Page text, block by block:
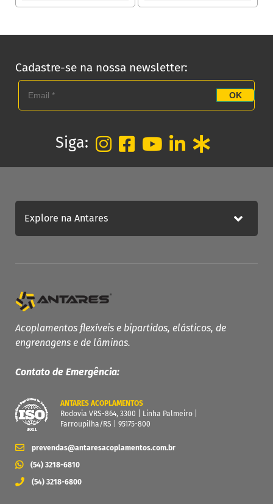
Cadastre-se na nossa newsletter:
OK
Siga:
Acoplamentos flexíveis e bipartidos, elásticos, de
engrenagens e de lâminas.
Contato de Emergência:
ANTARES ACOPLAMENTOS
Rodovia VRS-864, 3300 | Linha Palmeiro |
Farroupilha/RS | 95175-800
prevendas@antaresacoplamentos.com.br
(54) 3218-6810
(54) 3218-6800
Explore na Antares
PRODUTOS ANTARES
Linha Completa
Acoplamentos Flexíveis
Acoplamentos Elásticos
Acoplamento de Lâminas
Contra Recuos
MAIS
Garantia
Catálogo
Dimensione seu acoplamento
Central de Downloads